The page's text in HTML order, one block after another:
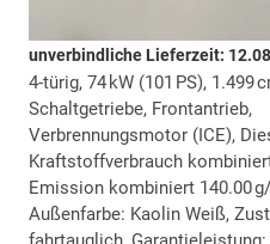
unverbindliche Lieferzeit:
4-türig, 74 kW (101 PS), 1.499
Schaltgetriebe, Frontantrieb,
Verbrennungsmotor (ICE),
Kraftstoffverbrauch
Emission kombiniert 140.00
Außenfarbe: Kaolin Weiß,